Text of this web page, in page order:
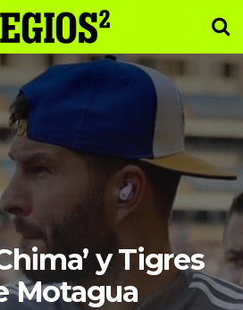
y Tigres
Motagua